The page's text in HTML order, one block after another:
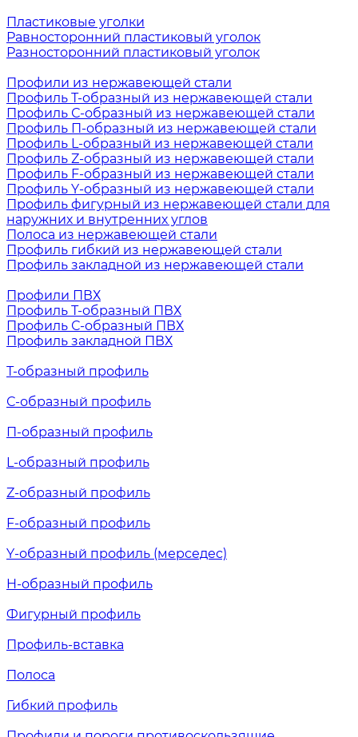
Пластиковые уголки
Равносторонний пластиковый уголок
Разносторонний пластиковый уголок
Профили из нержавеющей стали
Профиль Т-образный из нержавеющей стали
Профиль С-образный из нержавеющей стали
Профиль П-образный из нержавеющей стали
Профиль L-образный из нержавеющей стали
Профиль Z-образный из нержавеющей стали
Профиль F-образный из нержавеющей стали
Профиль Y-образный из нержавеющей стали
Профиль фигурный из нержавеющей стали для
наружних и внутренних углов
Полоса из нержавеющей стали
Профиль гибкий из нержавеющей стали
Профиль закладной из нержавеющей стали
Профили ПВХ
Профиль Т-образный ПВХ
Профиль С-образный ПВХ
Профиль закладной ПВХ
Т-образный профиль
С-образный профиль
П-образный профиль
L-образный профиль
Z-образный профиль
F-образный профиль
Y-образный профиль (мерседес)
H-образный профиль
Фигурный профиль
Профиль-вставка
Полоса
Гибкий профиль